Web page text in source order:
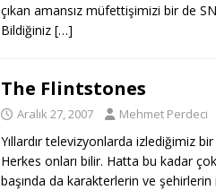
çıkan amansız müfettişimizi bir de
Bildiğiniz […]
The Flintstones
Aralık 27, 2007 Mehmet Perdeci
Yıllardır televizyonlarda izlediğimiz
Herkes onları bilir. Hatta bu kadar
başında da karakterlerin ve şehirlerin